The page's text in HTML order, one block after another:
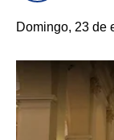
Domingo, 23 de